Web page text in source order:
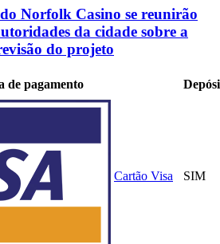
Norfolk Casino se reunirão
da cidade sobre a
do projeto
de pagamento
Cartão Visa SIM